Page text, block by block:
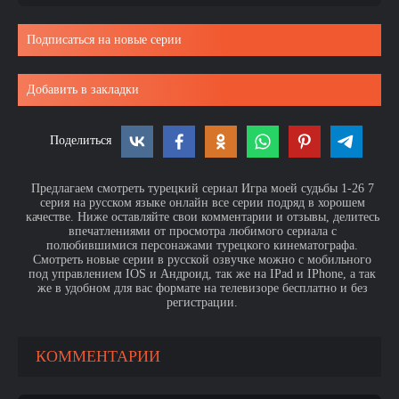
Подписаться на новые серии
Добавить в закладки
Поделиться
Предлагаем смотреть турецкий сериал Игра моей судьбы 1-26 7
серия на русском языке онлайн все серии подряд в хорошем
качестве. Ниже оставляйте свои комментарии и отзывы, делитесь
впечатлениями от просмотра любимого сериала с
полюбившимися персонажами турецкого кинематографа.
Смотреть новые серии в русской озвучке можно с мобильного
под управлением IOS и Андроид, так же на IPad и IPhone, а так
же в удобном для вас формате на телевизоре бесплатно и без
регистрации.
КОММЕНТАРИИ